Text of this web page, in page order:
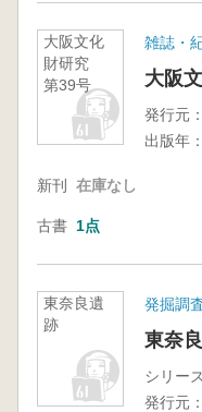
大阪文化
財研究
第39号
雑誌・
大阪
発行元：
出版年：
新刊 在庫なし
古書 1点
東奈良遺
跡
発掘調
東奈
シリー
発行元：